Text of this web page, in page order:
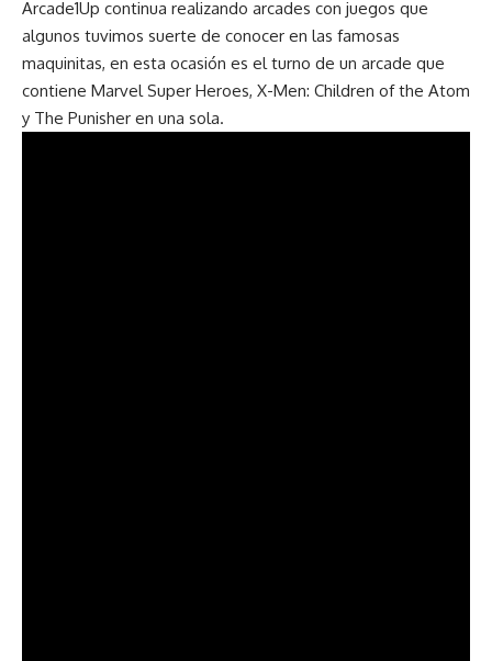
Arcade1Up continua realizando arcades con juegos que
algunos tuvimos suerte de conocer en las famosas
maquinitas, en esta ocasión es el turno de un arcade que
contiene Marvel Super Heroes, X-Men: Children of the Atom
y The Punisher en una sola.